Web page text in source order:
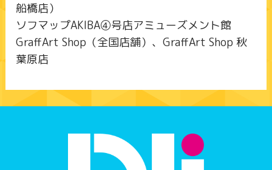
船橋店）
ソフマップAKIBA④号店アミューズメント館
GraffArt Shop（全国店舗）、GraffArt Shop 秋
葉原店